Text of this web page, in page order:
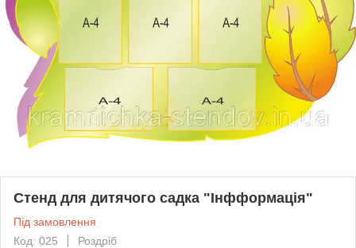
Стенд для дитячого садка "Інфформація"
Під замовлення
Код: 025
Роздріб